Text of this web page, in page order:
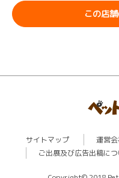
この店
サイトマップ 運営
ご出展及び広告出稿に